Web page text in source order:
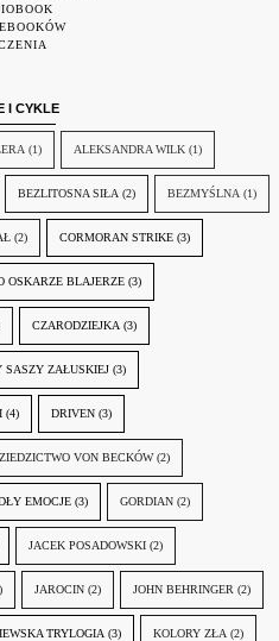
I CYKLE
(1) ALEKSANDRA WILK (1)
BEZLITOSNA SIŁA (2) BEZMYŚLNA (1)
(2) CORMORAN STRIKE (3)
OSKARZE BLAJERZE (3)
CZARODZIEJKA (3)
SASZY ZAŁUSKIEJ (3)
(4) DRIVEN (3)
VON BECKÓW (2)
EMOCJE (3) GORDIAN (2)
JACEK POSADOWSKI (2)
JAROCIN (2) JOHN BEHRINGER (2)
TRYLOGIA (3) KOLORY ZŁA (2)